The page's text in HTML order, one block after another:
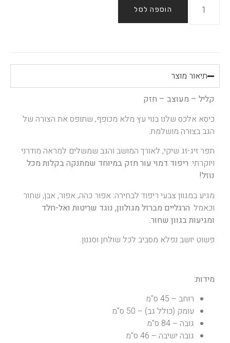
הוספה לסל
תיאור מוצר
קליל – מעוצב – חזק
כיסא אלכס שלנו בנוי עץ מלא מכופף, שתופס את הצורה של
הגב בצורה מושלמת.
תפר זיג-זג שיקי, לאורך המושב והגב שמשלים למראה מודרני
ויוקרתי. ריפוד דמוי עור חזק במיוחד שמתנקה בקלות מכל
נוזל!
מגיע במגוון צבעי ריפוד לבחירה: אפור כהה, אפור, אבן, שחור
וכאמל. הרגליים מברזל מגולוון, נוגד שריטות ואל-חלד
ומגיעות בגוון שחור.
פשוט יושב נפלא מסביב לכל שולחן וסגנון.
מידות:
רוחב – 45 ס"מ
עומק (כולל גב) – 50 ס"מ
גובה – 84 ס"מ
גובה ישיבה – 46 ס"מ